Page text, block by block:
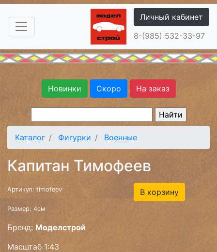
Личный кабинет
8-(985) 532-33-97
Новинки Скоро На заказ
Каталог Фигурки Военные
Капитан Тимофеев
Артикул: timofeev
Размер: 4см
Бренд:Моделстрой
Масштаб 1:43
В корзину